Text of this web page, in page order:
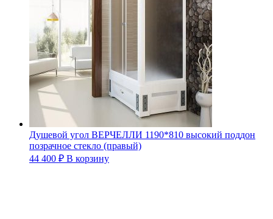
Душевой угол ВЕРЧЕЛЛИ 1190*810 высокий поддон
позрачное стекло (правый)
44 400 ₽ В корзину